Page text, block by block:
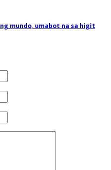
mundo, umabot na sa higit